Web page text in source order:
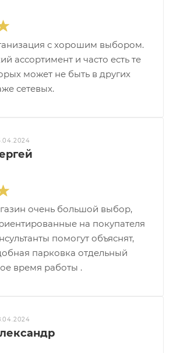
с хорошим выбором.
ассортимент и часто есть те
может не быть в других
сетевых.
очень большой выбор,
на покупателя
помогут объяснят,
парковка отдельный
время работы .